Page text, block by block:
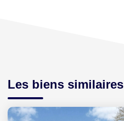
Les biens similaires